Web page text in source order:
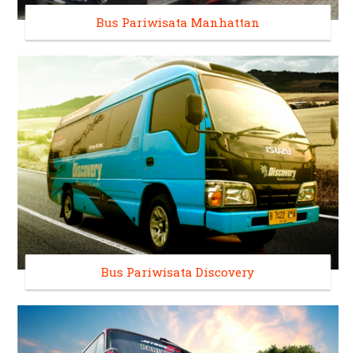
Bus Pariwisata Manhattan
Bus Pariwisata Discovery